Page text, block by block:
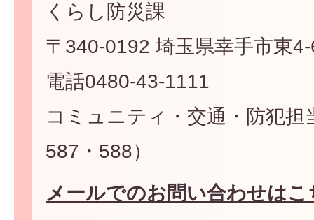
くらし防災課
〒340-0192 埼玉県幸手市東
電話0480-43-1111
コミュニティ・交通・防犯担
587・588）
メールでのお問い合わせは